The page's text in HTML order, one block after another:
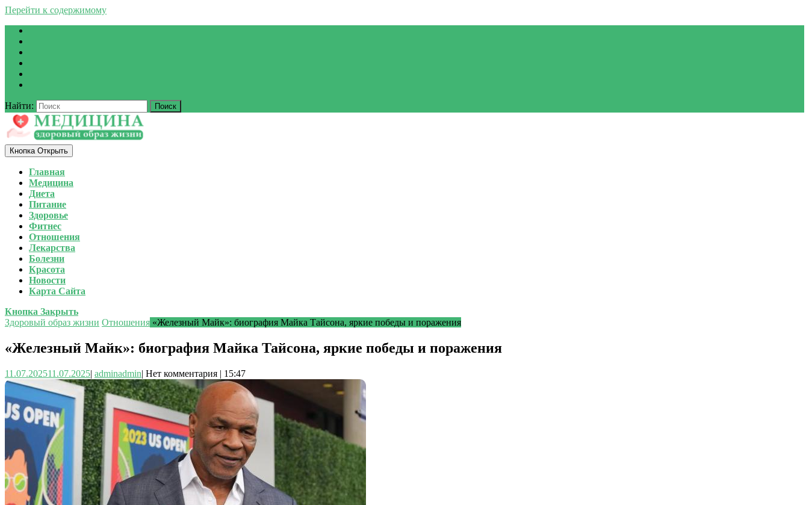
Перейти к содержимому
Найти:
Кнопка Открыть
Главная
Медицина
Диета
Питание
Здоровье
Фитнес
Отношения
Лекарства
Болезни
Красота
Новости
Карта Сайта
Кнопка Закрыть
Здоровый образ жизни Отношения «Железный Майк»: биография Майка Тайсона, яркие победы и поражения
«Железный Майк»: биография Майка Тайсона, яркие победы и поражения
11.07.202511.07.2025| adminadmin| Нет комментария | 15:47